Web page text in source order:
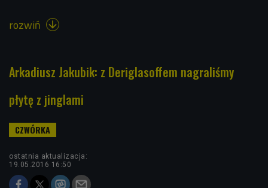
rozwiń 
Arkadiusz Jakubik: z Deriglasoffem nagraliśmy
płytę z jinglami
ostatnia aktualizacja:
19.05.2016 16:50